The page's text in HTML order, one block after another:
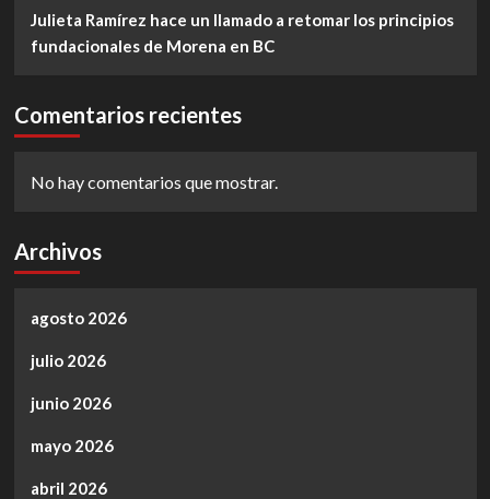
Julieta Ramírez hace un llamado a retomar los principios
fundacionales de Morena en BC
Comentarios recientes
No hay comentarios que mostrar.
Archivos
agosto 2026
julio 2026
junio 2026
mayo 2026
abril 2026